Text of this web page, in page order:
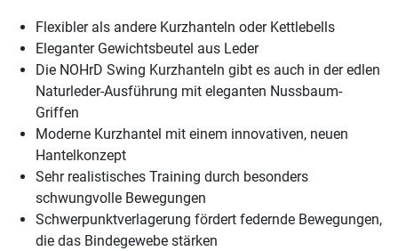
Flexibler als andere Kurzhanteln oder Kettlebells
Eleganter Gewichtsbeutel aus Leder
Die NOHrD Swing Kurzhanteln gibt es auch in der edlen
Naturleder-Ausführung mit eleganten Nussbaum-
Griffen
Moderne Kurzhantel mit einem innovativen, neuen
Hantelkonzept
Sehr realistisches Training durch besonders
schwungvolle Bewegungen
Schwerpunktverlagerung fördert federnde Bewegungen,
die das Bindegewebe stärken